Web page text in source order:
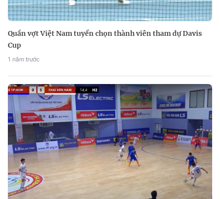
Quần vợt Việt Nam tuyển chọn thành viên tham dự Davis
Cup
1 năm trước